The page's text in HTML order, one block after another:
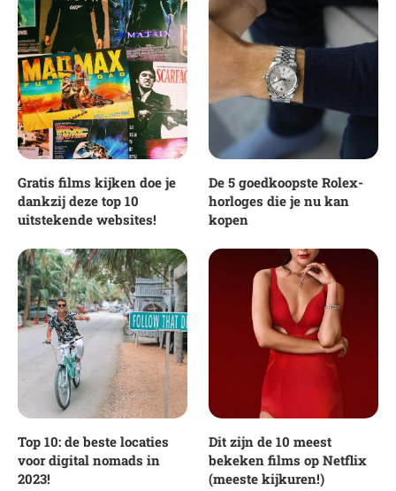
Gratis films kijken doe je
dankzij deze top 10
uitstekende websites!
De 5 goedkoopste Rolex-
horloges die je nu kan
kopen
Top 10: de beste locaties
voor digital nomads in
2023!
Dit zijn de 10 meest
bekeken films op Netflix
(meeste kijkuren!)